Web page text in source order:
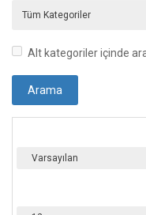
Alt kategoriler içinde